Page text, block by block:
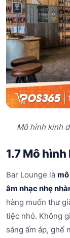
Mô hình kinh
1.7 Mô
Bar Lounge là
âm nhạc nhẹ
hàng muốn thư
tiệc nhỏ. Không
sáng ấm áp, ghế